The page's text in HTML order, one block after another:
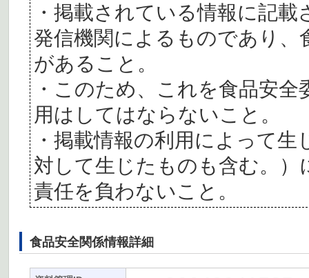
・掲載されている情報に記
発信機関によるものであり、
があること。
・このため、これを食品安
用はしてはならないこと。
・掲載情報の利用によって
対して生じたものも含む。
責任を負わないこと。
食品安全関係情報詳細